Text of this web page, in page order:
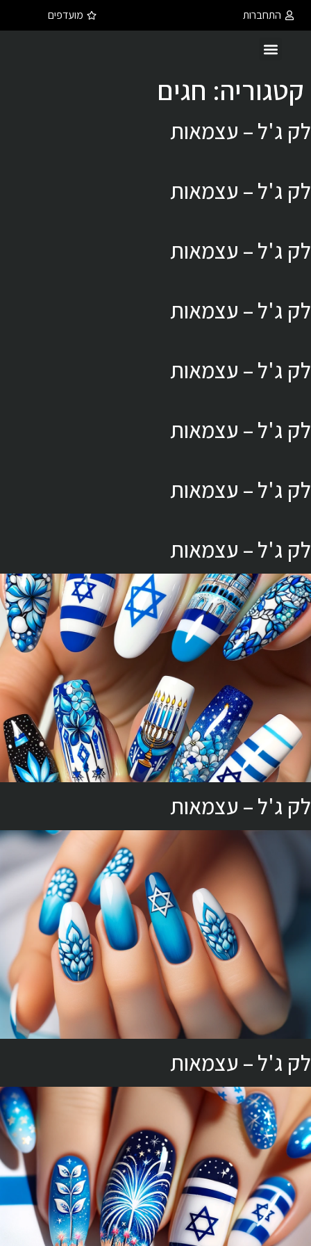
התחברות מועדפים
קטגוריה: חגים
לק ג'ל – עצמאות
לק ג'ל – עצמאות
לק ג'ל – עצמאות
לק ג'ל – עצמאות
לק ג'ל – עצמאות
לק ג'ל – עצמאות
לק ג'ל – עצמאות
לק ג'ל – עצמאות
לק ג'ל – עצמאות
לק ג'ל – עצמאות